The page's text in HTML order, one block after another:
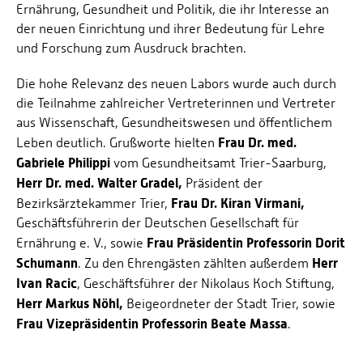
Ernährung, Gesundheit und Politik, die ihr Interesse an
der neuen Einrichtung und ihrer Bedeutung für Lehre
und Forschung zum Ausdruck brachten.
Die hohe Relevanz des neuen Labors wurde auch durch
die Teilnahme zahlreicher Vertreterinnen und Vertreter
aus Wissenschaft, Gesundheitswesen und öffentlichem
Leben deutlich. Grußworte hielten Frau Dr. med.
Gabriele Philippi vom Gesundheitsamt Trier-Saarburg,
Herr Dr. med. Walter Gradel, Präsident der
Bezirksärztekammer Trier, Frau Dr. Kiran Virmani,
Geschäftsführerin der Deutschen Gesellschaft für
Ernährung e. V., sowie Frau Präsidentin Professorin Dorit
Schumann. Zu den Ehrengästen zählten außerdem Herr
Ivan Racic, Geschäftsführer der Nikolaus Koch Stiftung,
Herr Markus Nöhl, Beigeordneter der Stadt Trier, sowie
Frau Vizepräsidentin Professorin Beate Massa.